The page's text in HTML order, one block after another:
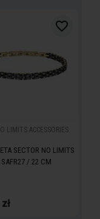
LIMITS ACCESSORIES
SECTOR NO LIMITS
/ 22 CM
favorite_border